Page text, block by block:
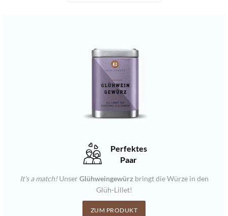
Perfektes
Paar
It’s a match!Unser Glühweingewürz bringt die Würze in den
Glüh-Lillet!
ZUM PRODUKT